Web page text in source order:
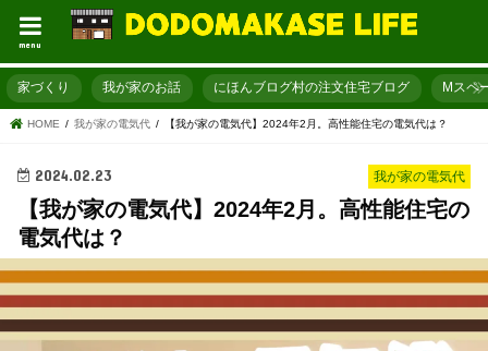
menu
家づくり 我が家のお話 にほんブログ村の注文住宅ブログ Mスペ
HOME 我が家の電気代 【我が家の電気代】2024年2月。高性能住宅の電気代は？
我が家の電気代
2024.02.23
【我が家の電気代】2024年2月。高性能住宅の
電気代は？